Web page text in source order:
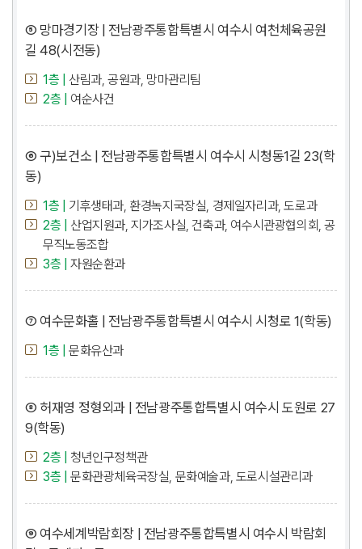
⑤ 망마경기장 | 전남광주통합특별시 여수시 여천체육공원
길 48(시전동)
1층 |
산림과, 공원과, 망마관리팀
2층 |
여순사건
⑥ 구)보건소 | 전남광주통합특별시 여수시 시청동1길 23(학
동)
1층 |
기후생태과, 환경녹지국장실, 경제일자리과, 도로과
2층 |
산업지원과, 지가조사실, 건축과, 여수시관광협의회, 공
무직노동조합
3층 |
자원순환과
⑦ 여수문화홀 | 전남광주통합특별시 여수시 시청로 1(학동)
1층 | 문화유산과
⑧ 허재영 정형외과 | 전남광주통합특별시 여수시 도원로 27
9(학동)
2층 |
청년인구정책관
3층 |
문화관광체육국장실, 문화예술과, 도로시설관리과
⑨ 여수세계박람회장 | 전남광주통합특별시 여수시 박람회